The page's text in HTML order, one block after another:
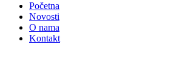
Početna
Novosti
O nama
Kontakt